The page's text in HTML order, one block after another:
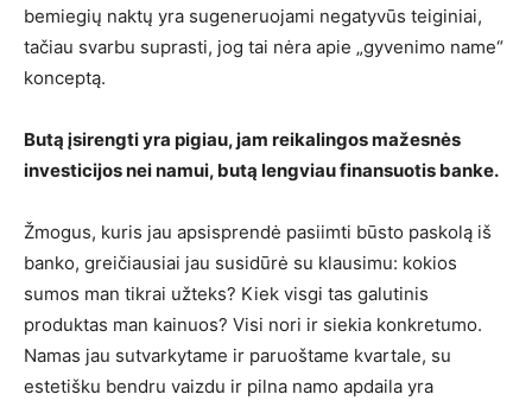
bemiegių naktų yra sugeneruojami negatyvūs teiginiai,
tačiau svarbu suprasti, jog tai nėra apie „gyvenimo name“
konceptą.
Butą įsirengti yra pigiau, jam reikalingos mažesnės
investicijos nei namui, butą lengviau finansuotis banke.
Žmogus, kuris jau apsisprendė pasiimti būsto paskolą iš
banko, greičiausiai jau susidūrė su klausimu: kokios
sumos man tikrai užteks? Kiek visgi tas galutinis
produktas man kainuos? Visi nori ir siekia konkretumo.
Namas jau sutvarkytame ir paruoštame kvartale, su
estetišku bendru vaizdu ir pilna namo apdaila yra